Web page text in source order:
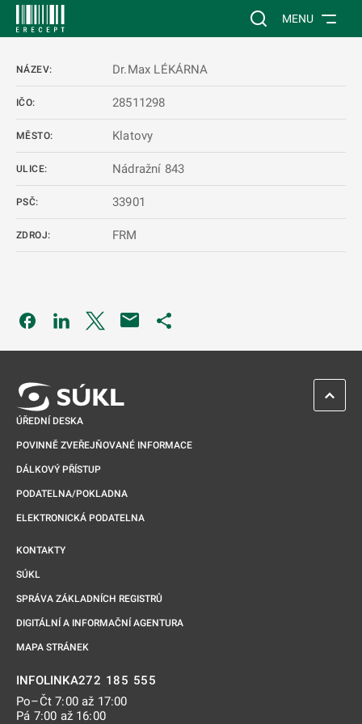
Vyhledávání na
MENU
NÁZEV: Dr.Max LÉKÁRNA
IČO: 28511298
MĚSTO: Klatovy
ULICE: Nádražní 843
PSČ: 33901
ZDROJ: FRM
Odkaz se otevře na nové kartě
Odkaz se otevře na nové kartě
Odkaz se otevře na nové kartě
ÚŘEDNÍ DESKA
POVINNĚ ZVEŘEJŇOVANÉ INFORMACE
DÁLKOVÝ PŘÍSTUP
PODATELNA/POKLADNA
ELEKTRONICKÁ PODATELNA
KONTAKTY
SÚKL
SPRÁVA ZÁKLADNÍCH REGISTRŮ
DIGITÁLNÍ A INFORMAČNÍ AGENTURA
MAPA STRÁNEK
INFOLINKA272 185 555
Po–Čt 7:00 až 17:00
Pá 7:00 až 16:00
ZPĚT